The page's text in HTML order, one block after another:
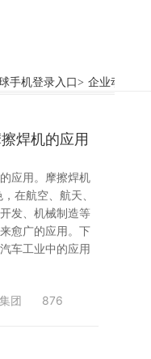
手机登录入口> 企业动态
焊机的应用
应用。摩擦焊机
在航空、航天、
发、机械制造等
愈广的应用。下
车工业中的应用
团 876